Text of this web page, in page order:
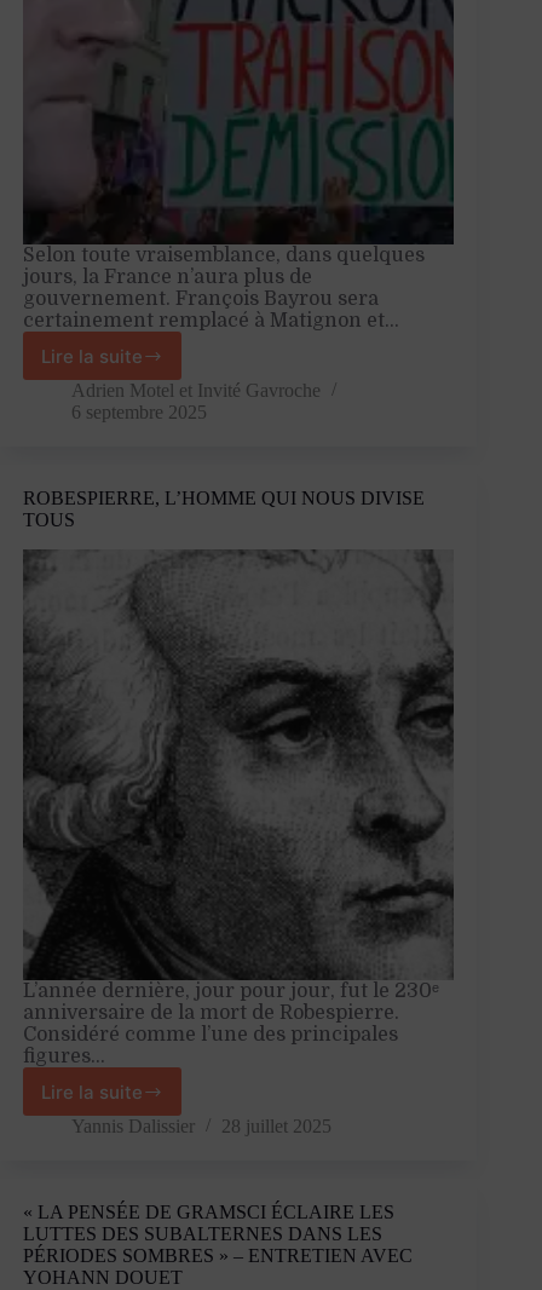
Selon toute vraisemblance, dans quelques
jours, la France n’aura plus de
gouvernement. François Bayrou sera
certainement remplacé à Matignon et…
Lire la suite
Le
nœud
gordien
d’Emmanuel
Adrien Motel et Invité Gavroche
6 septembre 2025
ROBESPIERRE, L’HOMME QUI NOUS DIVISE
TOUS
L’année dernière, jour pour jour, fut le 230ᵉ
anniversaire de la mort de Robespierre.
Considéré comme l’une des principales
figures…
Lire la suiteRobespierre,
l’homme
tous
Yannis Dalissier 28 juillet 2025
« LA PENSÉE DE GRAMSCI ÉCLAIRE LES
LUTTES DES SUBALTERNES DANS LES
PÉRIODES SOMBRES » – ENTRETIEN AVEC
YOHANN DOUET